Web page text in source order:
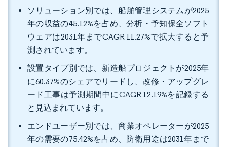
ソリューション別では、船舶管理システムが2025
年の収益の45.12%を占め、分析・予知保全ソフト
ウェアは2031年までCAGR 11.27%で拡大すると予
測されています。
設置タイプ別では、新造船プロジェクトが2025年
に60.37%のシェアでリードし、改修・アップグレ
ード工事は予測期間中にCAGR 12.19%を記録する
と見込まれています。
エンドユーザー別では、商業オペレーターが2025
年の需要の75.42%を占め、防衛用途は2031年まで